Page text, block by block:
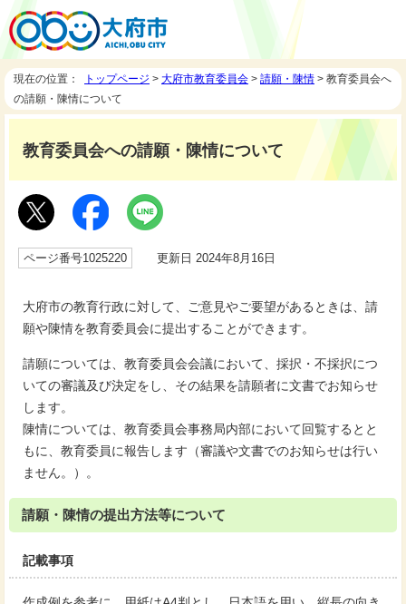
現在の位置： トップページ > 大府市教育委員会 > 請願・陳情 > 教育委員会へ
の請願・陳情について
教育委員会への請願・陳情について
ページ番号1025220 更新日 2024年8月16日
大府市の教育行政に対して、ご意見やご要望があるときは、請
願や陳情を教育委員会に提出することができます。
請願については、教育委員会会議において、採択・不採択につ
いての審議及び決定をし、その結果を請願者に文書でお知らせ
します。
陳情については、教育委員会事務局内部において回覧するとと
もに、教育委員に報告します（審議や文書でのお知らせは行い
ません。）。
請願・陳情の提出方法等について
記載事項